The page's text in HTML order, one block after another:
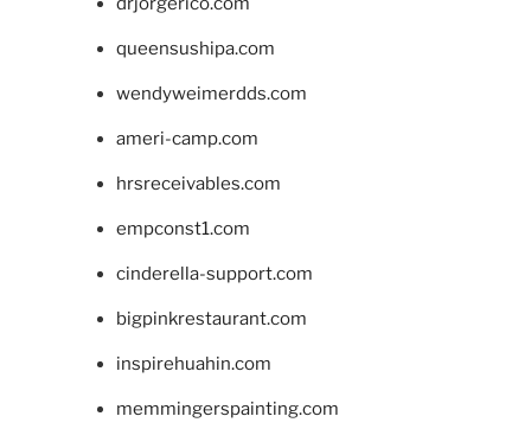
queensushipa.com
wendyweimerdds.com
ameri-camp.com
hrsreceivables.com
empconst1.com
cinderella-support.com
bigpinkrestaurant.com
inspirehuahin.com
memmingerspainting.com